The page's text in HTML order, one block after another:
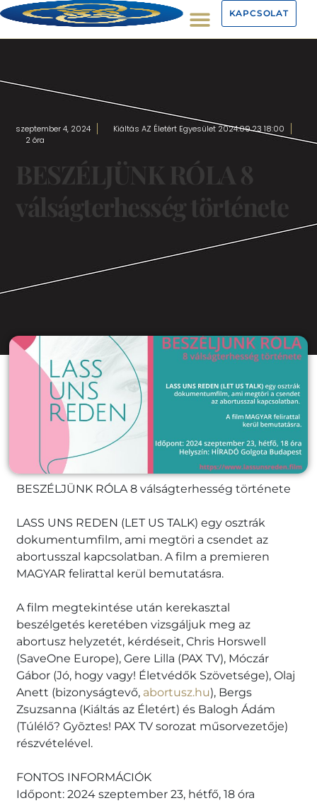
KAPCSOLAT
szeptember 4, 2024
Kiáltás AZ Életért Egyesület 2024.09.23 18:00
2 óra
BESZÉLJÜNK RÓLA 8
válságterhesség története
BESZÉLJÜNK RÓLA 8 válságterhesség története
LASS UNS REDEN (LET US TALK) egy osztrák
dokumentumfilm, ami megtöri a csendet az
abortusszal kapcsolatban. A film a premieren
MAGYAR felirattal kerül bemutatásra.
A film megtekintése után kerekasztal
beszélgetés keretében vizsgáljuk meg az
abortusz helyzetét, kérdéseit, Chris Horswell
(SaveOne Europe), Gere Lilla (PAX TV), Móczár
Gábor (Jó, hogy vagy! Életvédők Szövetsége), Olaj
Anett (bizonyságtevő, abortusz.hu), Bergs
Zsuzsanna (Kiáltás az Életért) és Balogh Ádám
(Túlélő? Gyõztes! PAX TV sorozat műsorvezetője)
részvételével.
FONTOS INFORMÁCIÓK
Időpont: 2024 szeptember 23, hétfő, 18 óra